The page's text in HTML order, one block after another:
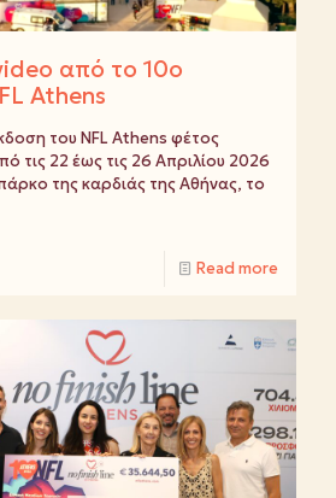
από το 10ο
Athens
του NFL Athens φέτος
τις 22 έως τις 26 Απριλίου 2026
της καρδιάς της Αθήνας, το
Read more